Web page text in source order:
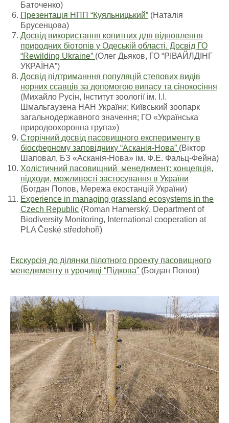
Баточенко)
Презентація НПП “Куяльницький” (Наталія
Брусенцова)
Досвід використання копитних для відновлення
природних біотопів у Одеській області. Досвід ГО
“Rewilding Ukraine” (Олег Дьяков, ГО “РІВАЙЛДІНГ
УКРАЇНА”)
Досвід підтриманння популяцій степових видів
норних ссавців за допомогою випасу та сінокосіння
(Михайло Русін, Інститут зоології ім. І.І.
Шмальгаузена НАН України; Київський зоопарк
загальнодержавного значення; ГО «Українська
природоохоронна група»)
Сторічний досвід пасовищного експерименту в
біосферному заповіднику “Асканія-Нова” (Віктор
Шаповал, БЗ «Асканія-Нова» ім. Ф.Е. Фальц-Фейна)
Холістичний пасовищний менеджмент: концепція,
підходи, можливості застосування в України
(Богдан Попов, Мережа екостанцій України)
Experience in managing grassland ecosystems in the
Czech Republic (Roman Hamerský, Department of
Biodiversity Monitoring, International cooperation at
PLA České středohoří)
Екскурсія до ділянки пілотного проекту пасовищного
менеджменту в урочищі “Підкова” (Богдан Попов)